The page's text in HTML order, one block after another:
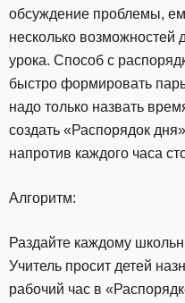
обсуждение проблемы,
несколько возможностей
урока. Способ с
быстро формировать
надо только назвать
создать «Распорядок
напротив каждого часа
Алгоритм:
Раздайте каждому
Учитель просит детей
рабочий час в